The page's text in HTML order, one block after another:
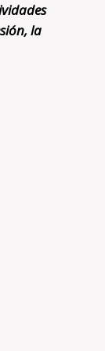
la